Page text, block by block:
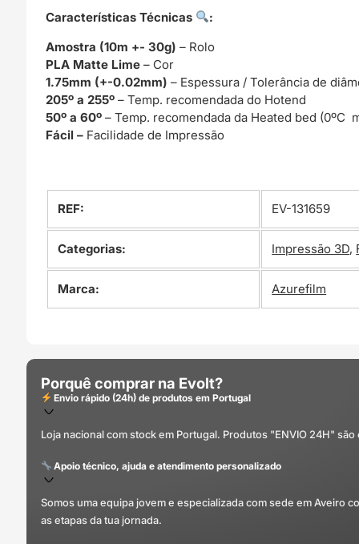
Características Técnicas
:
Amostra (10m +- 30g) – Rolo
PLA Matte Lime– Cor
1.75mm (+-0.02mm)– Espessura / Tolerância de
205º a 255º– Temp. recomendada do Hotend
50º a 60º– Temp. recomendada da Heated bed (0ºC
Fácil – Facilidade de Impressão
REF: EV-131659
Categorias: Impressão 3D,
Marca: Azurefilm
Porquê comprar na Evolt?
Envio rápido (24h) de produtos em Portugal
Loja nacional com stock em Portugal. Produtos "ENVIO 24H"
Apoio técnico, ajuda e atendimento personalizado
Somos uma equipa jovem e especializada com sede em Aveiro
as etapas da tua jornada.